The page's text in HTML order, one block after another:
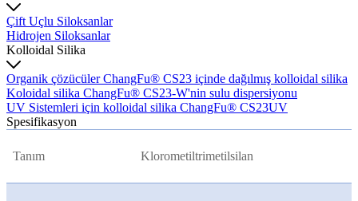
Çift Uçlu Siloksanlar
Hidrojen Siloksanlar
Kolloidal Silika
Organik çözücüler ChangFu® CS23 içinde dağılmış kolloidal silika
Koloidal silika ChangFu® CS23-W'nin sulu dispersiyonu
UV Sistemleri için kolloidal silika ChangFu® CS23UV
Spesifikasyon
Tanım Klorometiltrimetilsilan